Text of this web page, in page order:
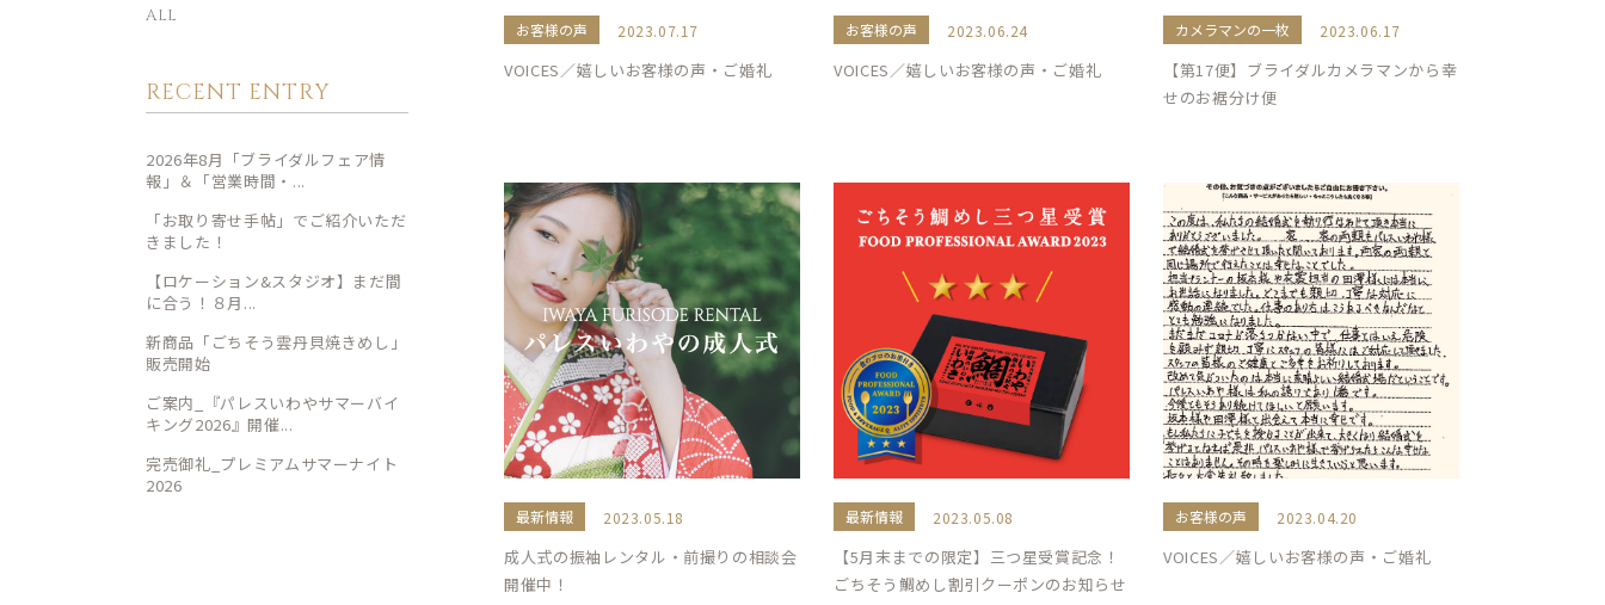
ALL
RECENT ENTRY
2026年8月「ブライダルフェア情
報」＆「営業時間・...
「お取り寄せ手帖」でご紹介いただ
きました！
【ロケーション&スタジオ】まだ間
に合う！８月...
新商品「ごちそう雲丹貝焼きめし」
販売開始
ご案内_『パレスいわやサマーバイ
キング2026』開催...
完売御礼_プレミアムサマーナイト
2026
お客様の声 2023.07.17
VOICES／嬉しいお客様の声・ご婚礼
お客様の声 2023.06.24
VOICES／嬉しいお客様の声・ご婚礼
カメラマンの一枚 2023.06.17
【第17便】ブライダルカメラマンから幸
せのお裾分け便
最新情報 2023.05.18
成人式の振袖レンタル・前撮りの相談会
開催中！
最新情報 2023.05.08
【5月末までの限定】三つ星受賞記念！
ごちそう鯛めし割引クーポンのお知らせ
お客様の声 2023.04.20
VOICES／嬉しいお客様の声・ご婚礼